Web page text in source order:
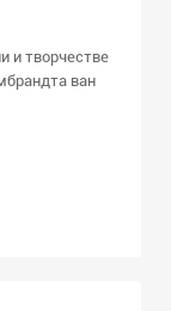
и творчестве
ван